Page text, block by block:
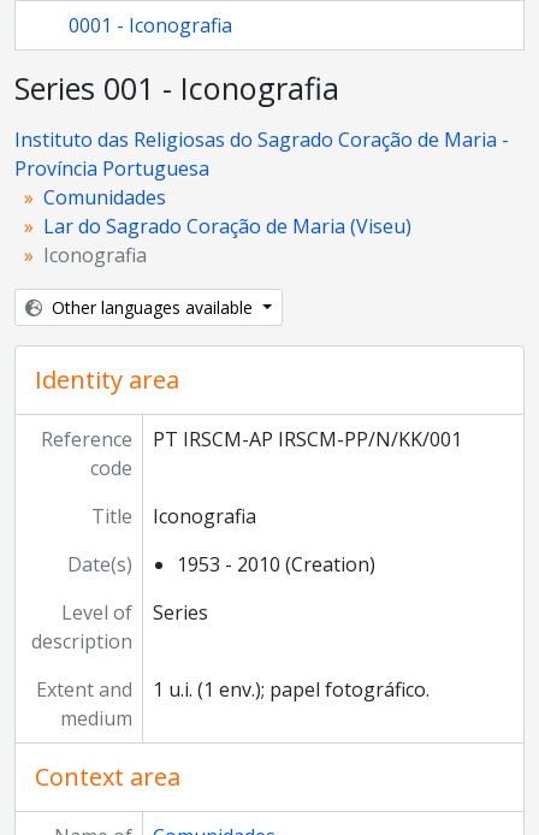
0001 - Iconografia
Series 001 - Iconografia
Instituto das Religiosas do Sagrado Coração de Maria -
Província Portuguesa
Comunidades
Lar do Sagrado Coração de Maria (Viseu)
Iconografia
Other languages available
Identity area
Reference
code
PT IRSCM-AP IRSCM-PP/N/KK/001
Title
Iconografia
Date(s)
1953 - 2010 (Creation)
Level of
description
Series
Extent and
medium
1 u.i. (1 env.); papel fotográfico.
Context area